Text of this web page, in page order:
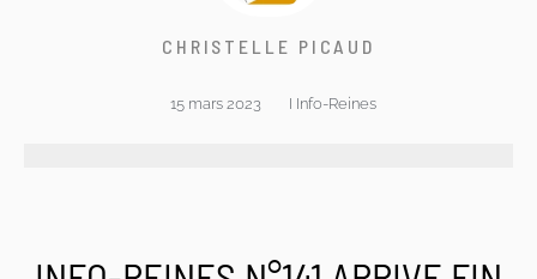
CHRISTELLE PICAUD
15 mars 2023 I Info-Reines